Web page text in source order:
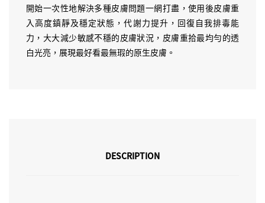
開始一次性地解決多種皮膚問題一網打盡，使用後皮膚重
入高度鎮靜及穩定狀態，代謝力提升，回復自我排毒能
力，大大減少敏感不穩的皮膚狀況，皮膚重拾最均勻的透
白光亮，展現最好看最無瑕的原生皮膚。
DESCRIPTION